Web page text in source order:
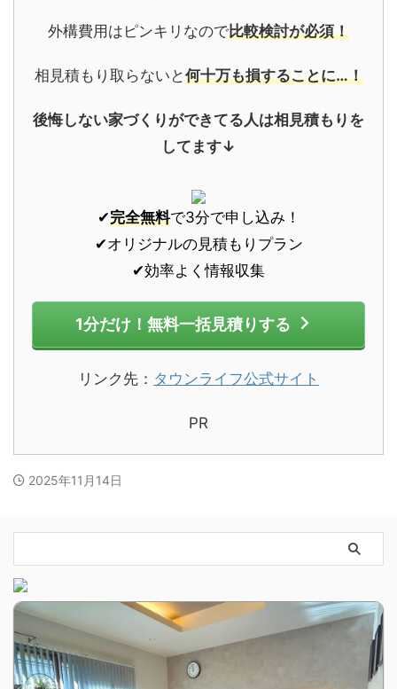
外構費用はピンキリなので比較検討が必須！
相見積もり取らないと何十万も損することに…！
後悔しない家づくりができてる人は相見積もりを
してます↓
✔完全無料で3分で申し込み！
✔オリジナルの見積もりプラン
✔効率よく情報収集
1分だけ！無料一括見積りする
リンク先： タウンライフ公式サイト
PR
2025年11月14日